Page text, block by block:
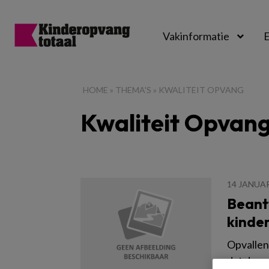
Vakinformatie
HOME » THEMA'S » KWALITEIT OPVANG
Kwaliteit
14
dat de